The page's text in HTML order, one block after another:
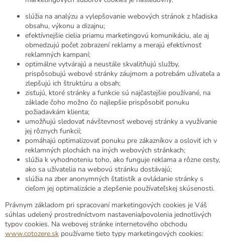
slúžia na analýzu a vylepšovanie webových stránok z hľadiska
obsahu, výkonu a dizajnu;
efektívnejšie cielia priamu marketingovú komunikáciu, ale aj
obmedzujú počet zobrazení reklamy a merajú efektívnosť
reklamných kampaní;
optimálne vytvárajú a neustále skvalitňujú služby,
prispôsobujú webové stránky záujmom a potrebám užívateľa a
zlepšujú ich štruktúru a obsah;
zisťujú, ktoré stránky a funkcie sú najčastejšie používané, na
základe čoho možno čo najlepšie prispôsobiť ponuku
požiadavkám klienta;
umožňujú sledovať návštevnosť webovej stránky a využívanie
jej rôznych funkcií;
pomáhajú optimalizovať ponuku pre zákazníkov a osloviť ich v
reklamných plochách na iných webových stránkach;
slúžia k vyhodnoteniu toho, ako funguje reklama a rôzne cesty,
ako sa užívatelia na webovú stránku dostávajú;
slúžia na zber anonymných štatistík a ovládanie stránky s
cieľom jej optimalizácie a zlepšenie používateľskej skúsenosti.
Právnym základom pri spracovaní marketingových cookies je Váš
súhlas udelený prostredníctvom nastavenia/povolenia jednotlivých
typov cookies. Na webovej stránke internetového obchodu
www.cotozere.sk používame tieto typy marketingových cookies: